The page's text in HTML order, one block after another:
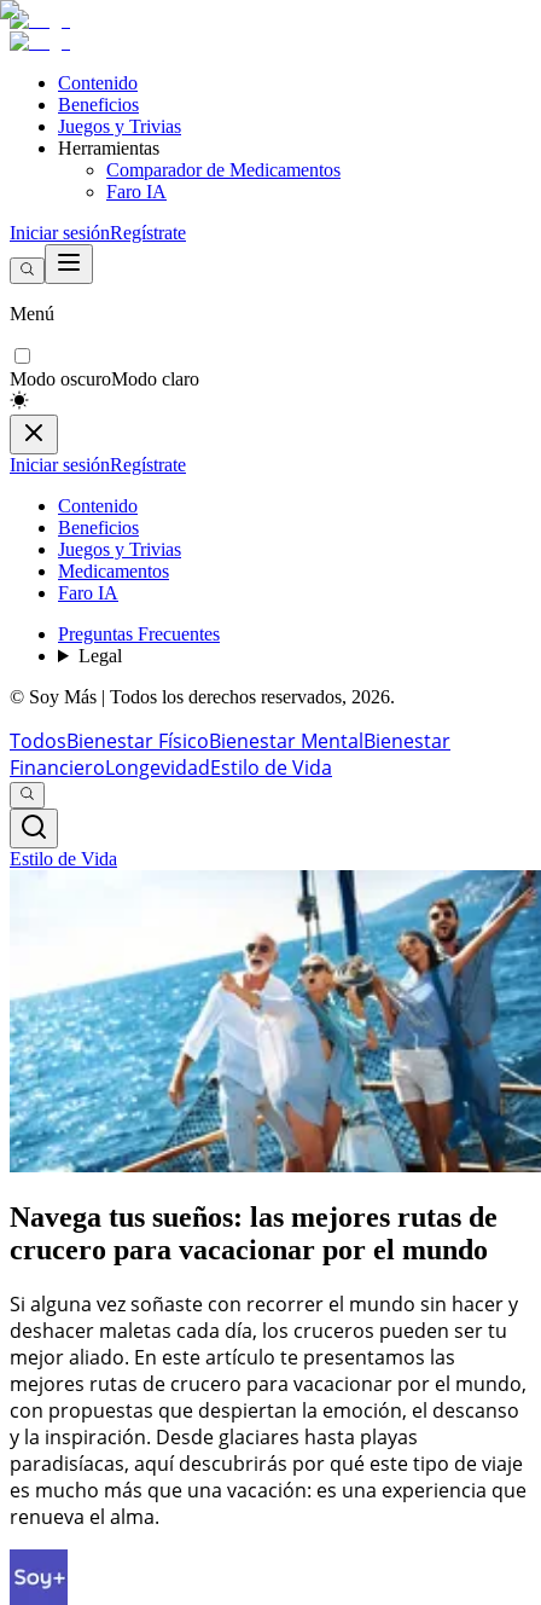
Contenido
Beneficios
Juegos y Trivias
Herramientas
Comparador de Medicamentos
Faro IA
Iniciar sesiónRegístrate
Menú
Modo oscuroModo claro
Iniciar sesiónRegístrate
Contenido
Beneficios
Juegos y Trivias
Medicamentos
Faro IA
Preguntas Frecuentes
Legal
© Soy Más | Todos los derechos reservados, 2026.
TodosBienestar FísicoBienestar MentalBienestar
FinancieroLongevidadEstilo de Vida
Estilo de Vida
Navega tus sueños: las mejores rutas de
crucero para vacacionar por el mundo
Si alguna vez soñaste con recorrer el mundo sin hacer y
deshacer maletas cada día, los cruceros pueden ser tu
mejor aliado. En este artículo te presentamos las
mejores rutas de crucero para vacacionar por el mundo,
con propuestas que despiertan la emoción, el descanso
y la inspiración. Desde glaciares hasta playas
paradisíacas, aquí descubrirás por qué este tipo de viaje
es mucho más que una vacación: es una experiencia que
renueva el alma.